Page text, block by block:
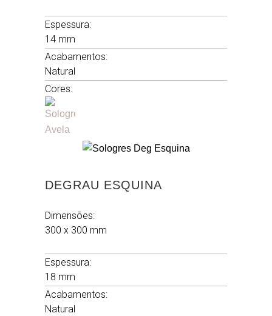
Espessura:
14 mm
Acabamentos:
Natural
Cores:
DEGRAU ESQUINA
Dimensões:
300 x 300 mm
Espessura:
18 mm
Acabamentos:
Natural